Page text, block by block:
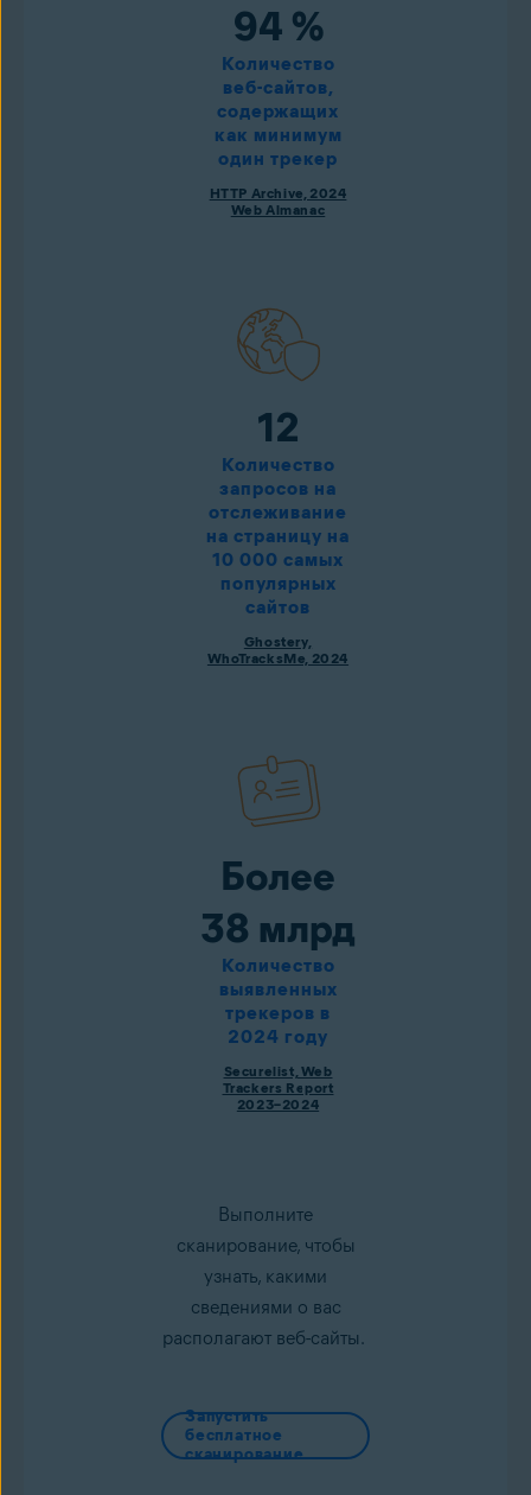
94 %
Количество
веб-сайтов,
содержащих
как минимум
один трекер
HTTP Archive, 2024
Web Almanac
12
Количество
запросов на
отслеживание
на страницу на
10 000 самых
популярных
сайтов
Ghostery,
WhoTracksMe, 2024
Более
38 млрд
Количество
выявленных
трекеров в
2024 году
Securelist, Web
Trackers Report
2023–2024
Выполните
сканирование, чтобы
узнать, какими
сведениями о вас
располагают веб-сайты.
Запустить
бесплатное
сканирование